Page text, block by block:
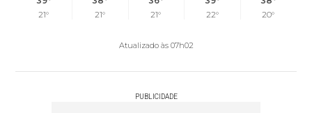
21°
21°
21°
22°
20°
Atualizado às 07h02
PUBLICIDADE